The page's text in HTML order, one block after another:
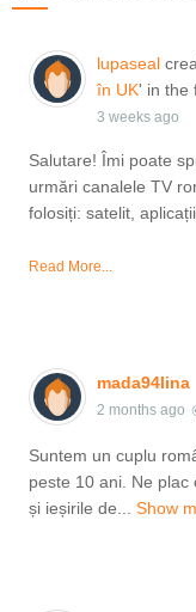
lupaseal
în UK' in the
3 weeks ago
Salutare! Îmi poate
urmări canalele TV
folosiți: satelit,
Read More...
mada94lina
2 months ago
Suntem un cuplu
peste 10 ani. Ne
și ieșirile de... Show